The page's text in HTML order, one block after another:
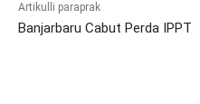
Artikulli paraprak
Banjarbaru Cabut Perda IPPT